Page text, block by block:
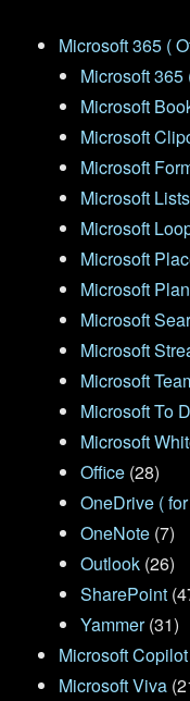
Microsoft 365 (
Microsoft 365
Microsoft
Microsoft
Microsoft
Microsoft Lists
Microsoft
Microsoft
Microsoft
Microsoft
Microsoft
Microsoft
Microsoft To
Microsoft
Office (28)
OneDrive (
OneNote (7)
Outlook (26)
SharePoint
Yammer(31)
Microsoft Copilot
Microsoft Viva